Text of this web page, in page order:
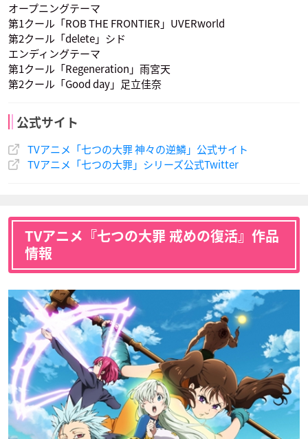
オープニングテーマ
第1クール「ROB THE FRONTIER」UVERworld
第2クール「delete」シド
エンディングテーマ
第1クール「Regeneration」雨宮天
第2クール「Good day」足立佳奈
公式サイト
TVアニメ「七つの大罪 神々の逆鱗」公式サイト
TVアニメ「七つの大罪」シリーズ公式Twitter
TVアニメ『七つの大罪 戒めの復活』作品
情報